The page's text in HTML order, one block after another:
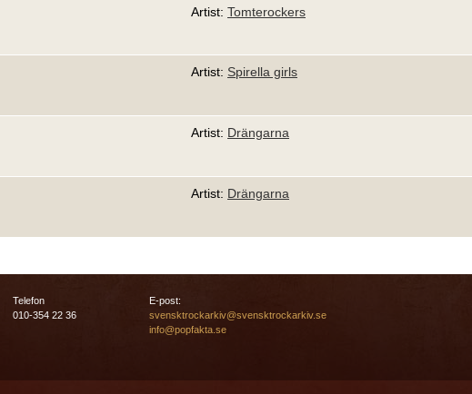
Artist: Tomterockers
Artist: Spirella girls
Artist: Drängarna
Artist: Drängarna
Telefon
010-354 22 36
E-post:
svensktrockarkiv@svensktrockarkiv.se
info@popfakta.se